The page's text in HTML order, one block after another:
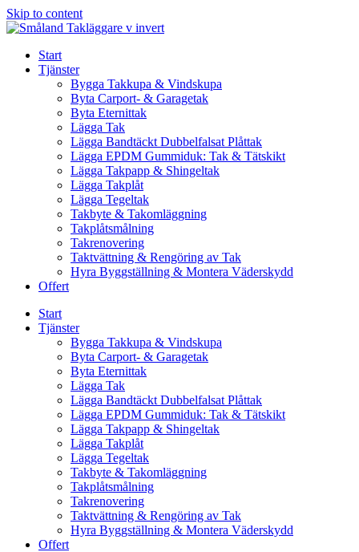
Skip to content
Start
Tjänster
Bygga Takkupa & Vindskupa
Byta Carport- & Garagetak
Byta Eternittak
Lägga Tak
Lägga Bandtäckt Dubbelfalsat Plåttak
Lägga EPDM Gummiduk: Tak & Tätskikt
Lägga Takpapp & Shingeltak
Lägga Takplåt
Lägga Tegeltak
Takbyte & Takomläggning
Takplåtsmålning
Takrenovering
Taktvättning & Rengöring av Tak
Hyra Byggställning & Montera Väderskydd
Offert
Start
Tjänster
Bygga Takkupa & Vindskupa
Byta Carport- & Garagetak
Byta Eternittak
Lägga Tak
Lägga Bandtäckt Dubbelfalsat Plåttak
Lägga EPDM Gummiduk: Tak & Tätskikt
Lägga Takpapp & Shingeltak
Lägga Takplåt
Lägga Tegeltak
Takbyte & Takomläggning
Takplåtsmålning
Takrenovering
Taktvättning & Rengöring av Tak
Hyra Byggställning & Montera Väderskydd
Offert